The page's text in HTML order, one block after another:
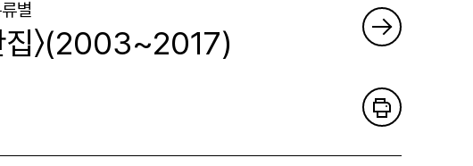
별
집〉(2003~2017)